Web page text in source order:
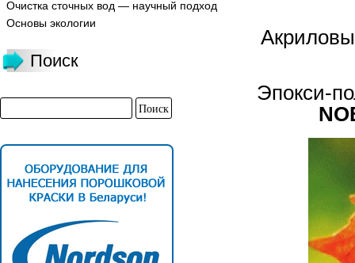
Очистка сточных вод — научный подход
Основы экологии
Поиск
Эпокси-